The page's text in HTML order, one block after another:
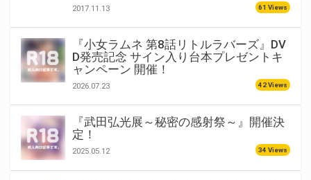
2017.11.13 61 Views
『小女ラムネ 第8話リトルラバーズ』DV
D発売記念 サイン入り台本プレゼントキ
ャンペーン 開催！
2026.07.23 42 Views
『武田弘光展～秘密の感射祭～』開催決
定！
2025.05.12 34 Views